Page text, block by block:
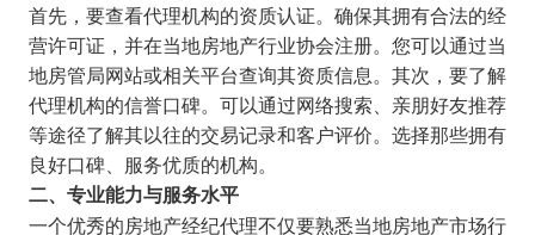
首先，要查看代理机构的资质认证。确保其拥有合法的经
营许可证，并在当地房地产行业协会注册。您可以通过当
地房管局网站或相关平台查询其资质信息。其次，要了解
代理机构的信誉口碑。可以通过网络搜索、亲朋好友推荐
等途径了解其以往的交易记录和客户评价。选择那些拥有
良好口碑、服务优质的机构。
二、专业能力与服务水平
一个优秀的房地产经纪代理不仅要熟悉当地房地产市场行